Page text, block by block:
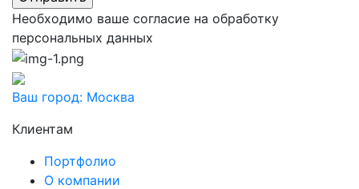
Необходимо ваше согласие на обработку
персональных данных
Ваш город: Москва
Клиентам
Портфолио
О компании